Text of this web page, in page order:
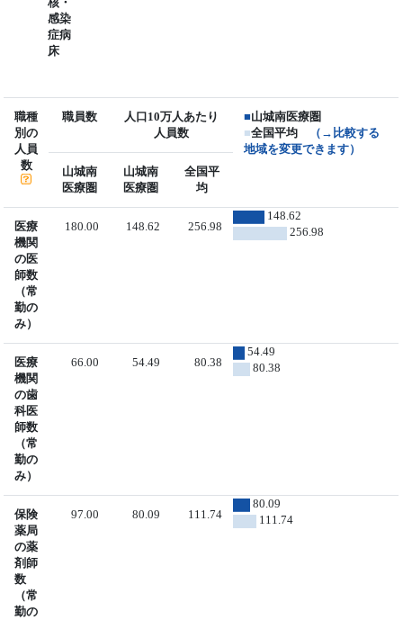
感染
症病
床
職種
別の
人員
数
職員数
人口10万人あたり
人員数
■山城南医療圏
■全国平均
（→比較する
地域を変更できます）
山城南
医療圏
山城南
医療圏
全国平
均
医療
機関
の医
師数
（常
勤の
み）
180.00 148.62 256.98
148.62
256.98
医療
機関
の歯
科医
師数
（常
勤の
み）
66.00 54.49 80.38
54.49
80.38
保険
薬局
の薬
剤師
数
（常
勤の
97.00 80.09 111.74
80.09
111.74